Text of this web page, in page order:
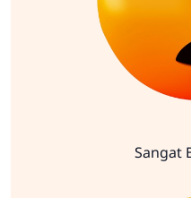
Sangat